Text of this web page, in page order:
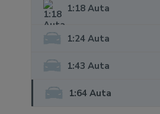
1:18 Auta
1:24 Auta
1:43 Auta
1:64 Auta